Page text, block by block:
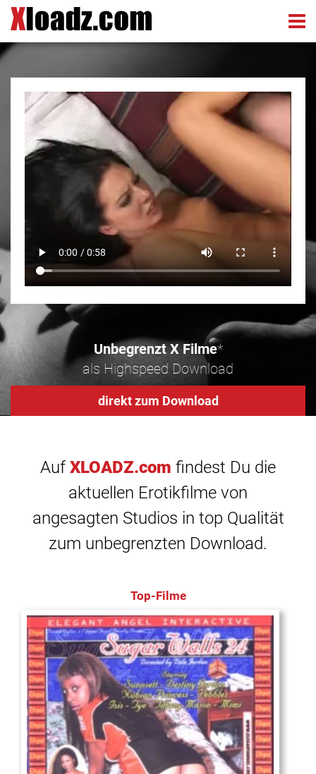
Unbegrenzt X Filme*
als Highspeed Download
direkt zum Download
Auf XLOADZ.com findest Du die
aktuellen Erotikfilme von
angesagten Studios in top Qualität
zum unbegrenzten Download.
Top-Filme